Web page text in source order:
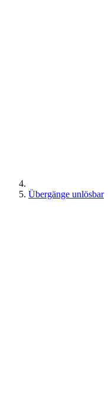
Übergänge unlösbar